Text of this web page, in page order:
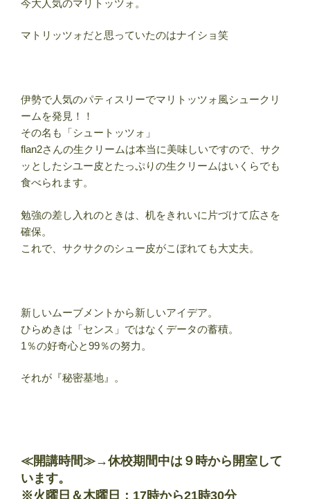
今大人気のマリトッツォ。
マトリッツォだと思っていたのはナイショ笑
伊勢で人気のパティスリーでマリトッツォ風シュークリ
ームを発見！！
その名も「シュートッツォ」
flan2さんの生クリームは本当に美味しいですので、サク
ッとしたシユー皮とたっぷりの生クリームはいくらでも
食べられます。
勉強の差し入れのときは、机をきれいに片づけて広さを
確保。
これで、サクサクのシュー皮がこぼれても大丈夫。
新しいムーブメントから新しいアイデア。
ひらめきは「センス」ではなくデータの蓄積。
1％の好奇心と99％の努力。
それが『秘密基地』。
≪開講時間≫→休校期間中は９時から開室して
います。
※火曜日＆木曜日：17時から21時30分